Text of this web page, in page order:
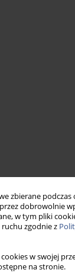
zbierane
dobrowolnie
w tym pliki
zgodnie z
w swojej
na stronie.